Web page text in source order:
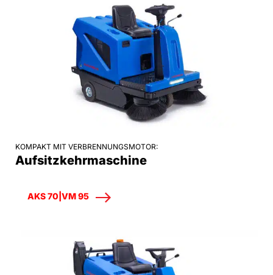
KOMPAKT MIT VERBRENNUNGSMOTOR:
Aufsitzkehrmaschine
AKS 70|VM 95